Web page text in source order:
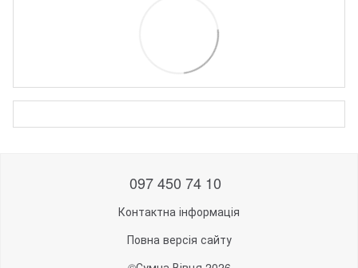
097 450 74 10
Контактна інформація
Повна версія сайту